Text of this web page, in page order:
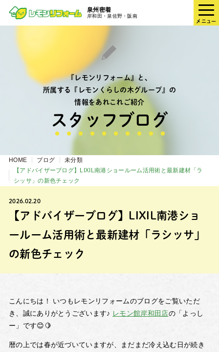
泉州密着
岸和田・泉佐野・阪南
メニュー
『レモンリフォーム』と、
所属する『レモンくらしの木グループ』の
情報をあれこれご紹介
スタッフブログ
HOME ブログ
未分類
【アドバイザーブログ】LIXIL南港ショールーム活用術と最新建材「ラ
シッサ」の新色チェック
2026.02.20
【アドバイザーブログ】LIXIL南港ショ
ールーム活用術と最新建材「ラシッサ」
の新色チェック
こんにちは！ いつもレモンリフォームのブログをご覧いただ
き、誠にありがとうございます♪ レモン館岸和田店の「よっし
ー」です😊🍋
暦の上では春が近づいていますが、まだまだ冷え込む日が続き